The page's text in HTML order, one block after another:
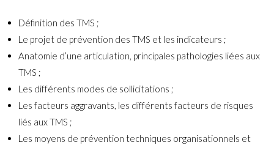
Définition des TMS ;
Le projet de prévention des TMS et les indicateurs ;
Anatomie d’une articulation, principales pathologies liées aux
TMS ;
Les différents modes de sollicitations ;
Les facteurs aggravants, les différents facteurs de risques
liés aux TMS ;
Les moyens de prévention techniques organisationnels et